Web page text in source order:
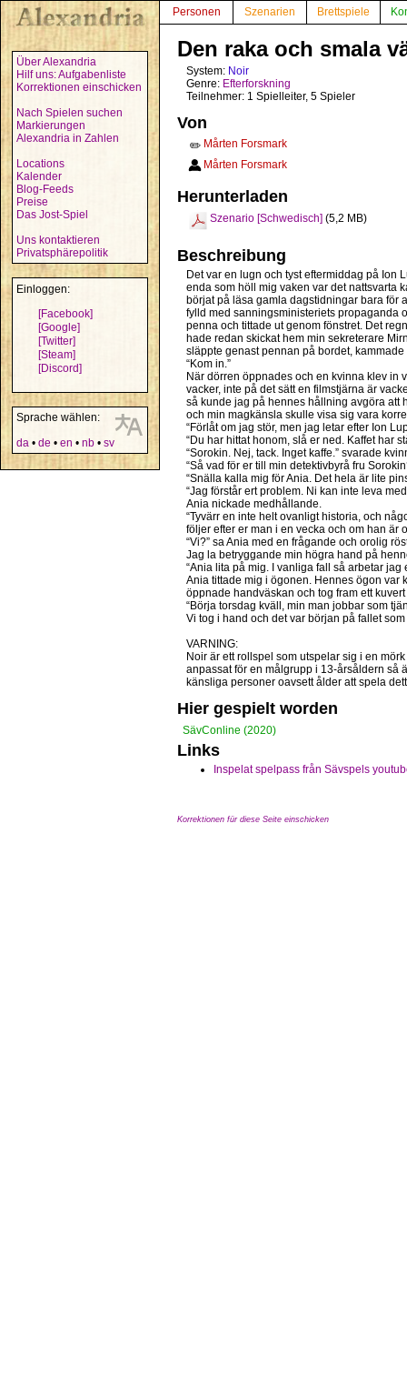
Über Alexandria
Hilf uns: Aufgabenliste
Korrektionen einschicken
Nach Spielen suchen
Markierungen
Alexandria in Zahlen
Locations
Kalender
Blog-Feeds
Preise
Das Jost-Spiel
Uns kontaktieren
Privatsphärepolitik
Einloggen:
[Facebook]
[Google]
[Twitter]
[Steam]
[Discord]
Sprache wählen:
da • de • en • nb • sv
Personen Szenarien Brettspiele
Den raka och smala
System: Noir
Genre: Efterforskning
Teilnehmer: 1 Spielleiter, 5 Spieler
Von
✏️ Mårten Forsmark
Mårten Forsmark
Herunterladen
Szenario [Schwedisch] (5,2 MB)
Beschreibung
Det var en lugn och tyst eftermiddag på
enda som höll mig vaken var det nattsvarta
börjat på läsa gamla dagstidningar bara för
fylld med sanningsministeriets propaganda
penna och tittade ut genom fönstret. Det
hade redan skickat hem min sekreterare
släppte genast pennan på bordet,
“Kom in.”
När dörren öppnades och en kvinna klev in
vacker, inte på det sätt en filmstjärna är
så kunde jag på hennes hållning avgöra att
och min magkänsla skulle visa sig vara
“Förlåt om jag stör, men jag letar efter Ion
“Du har hittat honom, slå er ned. Kaffet har
“Sorokin. Nej, tack. Inget kaffe.” svarade
“Så vad för er till min detektivbyrå fru
“Snälla kalla mig för Ania. Det hela är lite
“Jag förstår ert problem. Ni kan inte leva
Ania nickade medhållande.
“Tyvärr en inte helt ovanligt historia, och
följer efter er man i en vecka och om han är
“Vi?” sa Ania med en frågande och orolig
Jag la betryggande min högra hand på
“Ania lita på mig. I vanliga fall så arbetar
Ania tittade mig i ögonen. Hennes ögon var
öppnade handväskan och tog fram ett
“Börja torsdag kväll, min man jobbar som
Vi tog i hand och det var början på fallet
VARNING:
Noir är ett rollspel som utspelar sig i en
anpassat för en målgrupp i 13-årsåldern så
känsliga personer oavsett ålder att spela
Hier gespielt worden
SävConline (2020)
Links
Inspelat spelpass från Sävspels
Korrektionen für diese Seite einschicken